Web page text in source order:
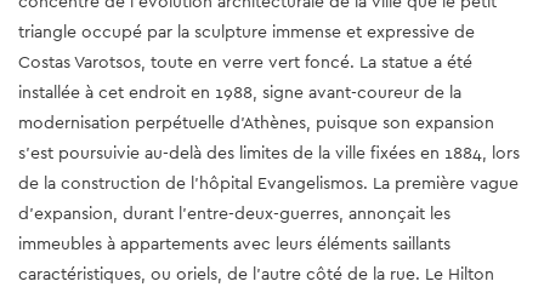
triangle occupé par la sculpture immense et expressive de
Costas Varotsos, toute en verre vert foncé. La statue a été
installée à cet endroit en 1988, signe avant-coureur de la
modernisation perpétuelle d'Athènes, puisque son expansion
s'est poursuivie au-delà des limites de la ville fixées en 1884, lors
de la construction de l'hôpital Evangelismos. La première vague
d'expansion, durant l'entre-deux-guerres, annonçait les
immeubles à appartements avec leurs éléments saillants
caractéristiques, ou oriels, de l'autre côté de la rue. Le Hilton